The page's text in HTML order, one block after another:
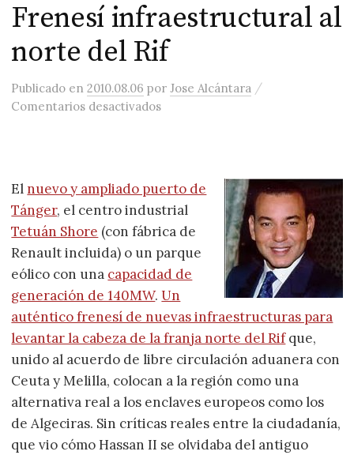
Frenesí infraestructural al
norte del Rif
Publicado en2010.08.06 porJose Alcántara /
Comentarios desactivadosen Frenesí infraestructural al
Elnuevo y ampliado puerto de
Tánger, el centro industrial
Tetuán Shore (con fábrica de
Renault incluida) o un parque
eólico con una capacidad de
generación de 140MW.Un
auténtico frenesí de nuevas infraestructuras para
levantar la cabeza de la franja norte del Rifque,
unido al acuerdo de libre circulación aduanera con
Ceuta y Melilla, colocan a la región como una
alternativa real a los enclaves europeos como los
de Algeciras. Sin críticas reales entre la ciudadanía,
que vio cómo Hassan II se olvidaba del antiguo